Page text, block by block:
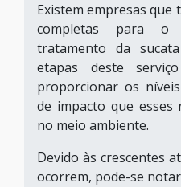
Existem empresas que
completas para o
tratamento da
etapas deste
proporcionar os
de impacto que esses
no meio ambiente.
Devido às crescentes
ocorrem, pode-se notar